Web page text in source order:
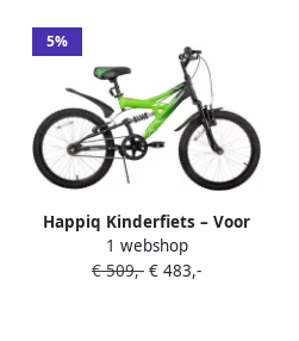
Schijfremmen
5%
Happiq Kinderfiets – Voor
kinderen 5-13 jaar –
Mountainbike dubbele
1 webshop
€ 509,- € 483,-